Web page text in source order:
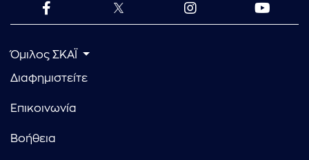
Όμιλος ΣΚΑΪ
Διαφημιστείτε
Επικοινωνία
Βοήθεια